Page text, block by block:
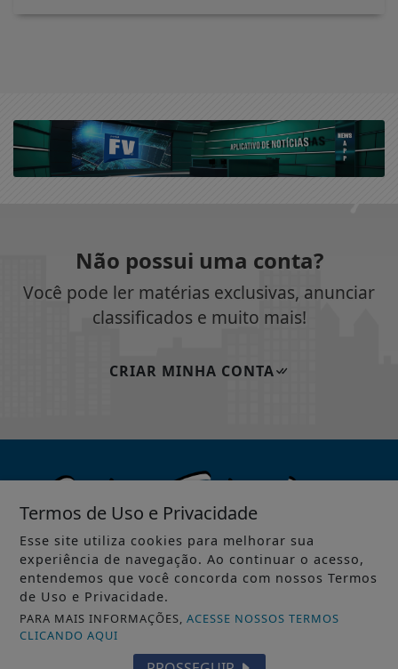
Não possui uma conta?
Você pode ler matérias exclusivas, anunciar
classificados e muito mais!
CRIAR MINHA CONTA
INÍCIO |
Termos de Uso e Privacidade
Esse site utiliza cookies para melhorar sua
experiência de navegação. Ao continuar o acesso,
entendemos que você concorda com nossos Termos
de Uso e Privacidade.
PARA MAIS INFORMAÇÕES,ACESSE NOSSOS TERMOS
CLICANDO AQUI